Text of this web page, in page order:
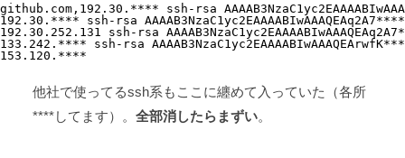
github.com,192.30.**** ssh-rsa
192.30.**** ssh-rsa AAAAB3NzaC1yc2EAAAABIwAAAQEAq2A7****
192.30.252.131 ssh-rsa
133.242.**** ssh-rsa
153.120.****
他社で使ってるssh系もここに纏めて入っていた（各所
****してます）。 全部消したらまずい。